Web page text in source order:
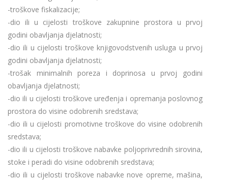
-troškove fiskalizacije;
-dio ili u cijelosti troškove zakupnine prostora u prvoj
godini obavljanja djelatnosti;
-dio ili u cijelosti troškove knjigovodstvenih usluga u prvoj
godini obavljanja djelatnosti;
-trošak minimalnih poreza i doprinosa u prvoj godini
obavljanja djelatnosti;
-dio ili u cijelosti troškove uređenja i opremanja poslovnog
prostora do visine odobrenih sredstava;
-dio ili u cijelosti promotivne troškove do visine odobrenih
sredstava;
-dio ili u cijelosti troškove nabavke poljoprivrednih sirovina,
stoke i peradi do visine odobrenih sredstava;
-dio ili u cijelosti troškove nabavke nove opreme, mašina,